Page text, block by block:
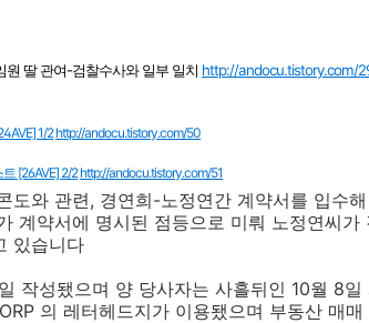
원 딸 관여-검찰수사와 일부 일치 http://andocu.tistory.com/
1/2 http://andocu.tistory.com/50
[26AVE] 2/2 http://andocu.tistory.com/51
도와 관련, 경연희-노정연간 계약서를 입수
계약서에 명시된 점등으로 미뤄 노정연씨가
있습니다
작성됐으며 양 당사자는 사흘뒤인 10월 8
의 레터헤드지가 이용됐으며 부동산 매